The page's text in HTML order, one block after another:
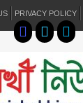
PRIVACY POLICY